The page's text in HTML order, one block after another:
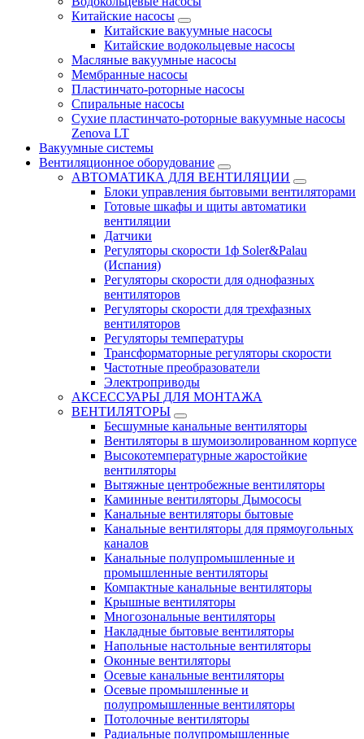
Китайские насосы
Китайские вакуумные насосы
Китайские водокольцевые насосы
Масляные вакуумные насосы
Мембранные насосы
Пластинчато-роторные насосы
Спиральные насосы
Сухие пластинчато-роторные вакуумные насосы
Zenova LT
Вакуумные системы
Вентиляционное оборудование
АВТОМАТИКА ДЛЯ ВЕНТИЛЯЦИИ
Блоки управления бытовыми вентиляторами
Готовые шкафы и щиты автоматики
вентиляции
Датчики
Регуляторы скорости 1ф Soler&Palau
(Испания)
Регуляторы скорости для однофазных
вентиляторов
Регуляторы скорости для трехфазных
вентиляторов
Регуляторы температуры
Трансформаторные регуляторы скорости
Частотные преобразователи
Электроприводы
АКСЕССУАРЫ ДЛЯ МОНТАЖА
ВЕНТИЛЯТОРЫ
Бесшумные канальные вентиляторы
Вентиляторы в шумоизолированном корпусе
Высокотемпературные жаростойкие
вентиляторы
Вытяжные центробежные вентиляторы
Каминные вентиляторы Дымососы
Канальные вентиляторы бытовые
Канальные вентиляторы для прямоугольных
каналов
Канальные полупромышленные и
промышленные вентиляторы
Компактные канальные вентиляторы
Крышные вентиляторы
Многозональные вентиляторы
Накладные бытовые вентиляторы
Напольные настольные вентиляторы
Оконные вентиляторы
Осевые канальные вентиляторы
Осевые промышленные и
полупромышленные вентиляторы
Потолочные вентиляторы
Радиальные полупромышленные